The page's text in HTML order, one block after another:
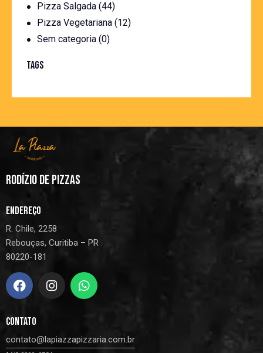
Pizza Salgada (44)
Pizza Vegetariana (12)
Sem categoria (0)
TAGS
RODÍZIO DE PIZZAS
ENDEREÇO
R. Chile, 2258
Rebouças, Curitiba – PR
80220-181
CONTATO
contato@lapiazzapizzaria.com.br